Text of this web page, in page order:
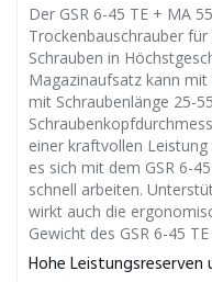
Der GSR 6-45 TE + MA
Trockenbauschrauber
Schrauben in
Magazinaufsatz kann mit
mit Schraubenlänge 25-
einer kraftvollen
es sich mit dem GSR 6-
schnell arbeiten.
wirkt auch die
Gewicht des GSR 6-45
Hohe